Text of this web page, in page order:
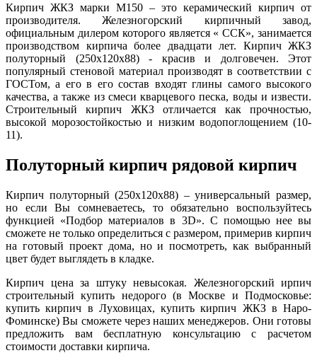
Кирпич ЖКЗ марки М150 – это керамический кирпич от
производителя. Железногорский кирпичный завод,
официальным дилером которого является « ССК», занимается
производством кирпича более двадцати лет. Кирпич ЖКЗ
полуторный (250х120х88) - красив и долговечен. Этот
популярный стеновой материал производят в соответствии с
ГОСТом, а его в его состав входят глины самого высокого
качества, а также из смеси кварцевого песка, воды и извести.
Строительный кирпич ЖКЗ отличается как прочностью,
высокой морозостойкостью и низким водопоглощением (10-
11).
Полуторный кирпич рядовой кирпич
Кирпич полуторный (250х120х88) – универсальный размер,
но если Вы сомневаетесь, то обязательно воспользуйтесь
функцией «Подбор материалов в 3D». С помощью нее вы
сможете не только определиться с размером, примерив кирпич
на готовый проект дома, но и посмотреть, как выбранный
цвет будет выглядеть в кладке.
Кирпич цена за штуку невысокая. Железногорский ирпич
строительный купить недорого (в Москве и Подмосковье:
купить кирпич в Луховицах, купить кирпич ЖКЗ в Наро-
Фоминске) Вы сможете через наших менеджеров. Они готовы
предложить вам бесплатную консультацию с расчетом
стоимости доставки кирпича.